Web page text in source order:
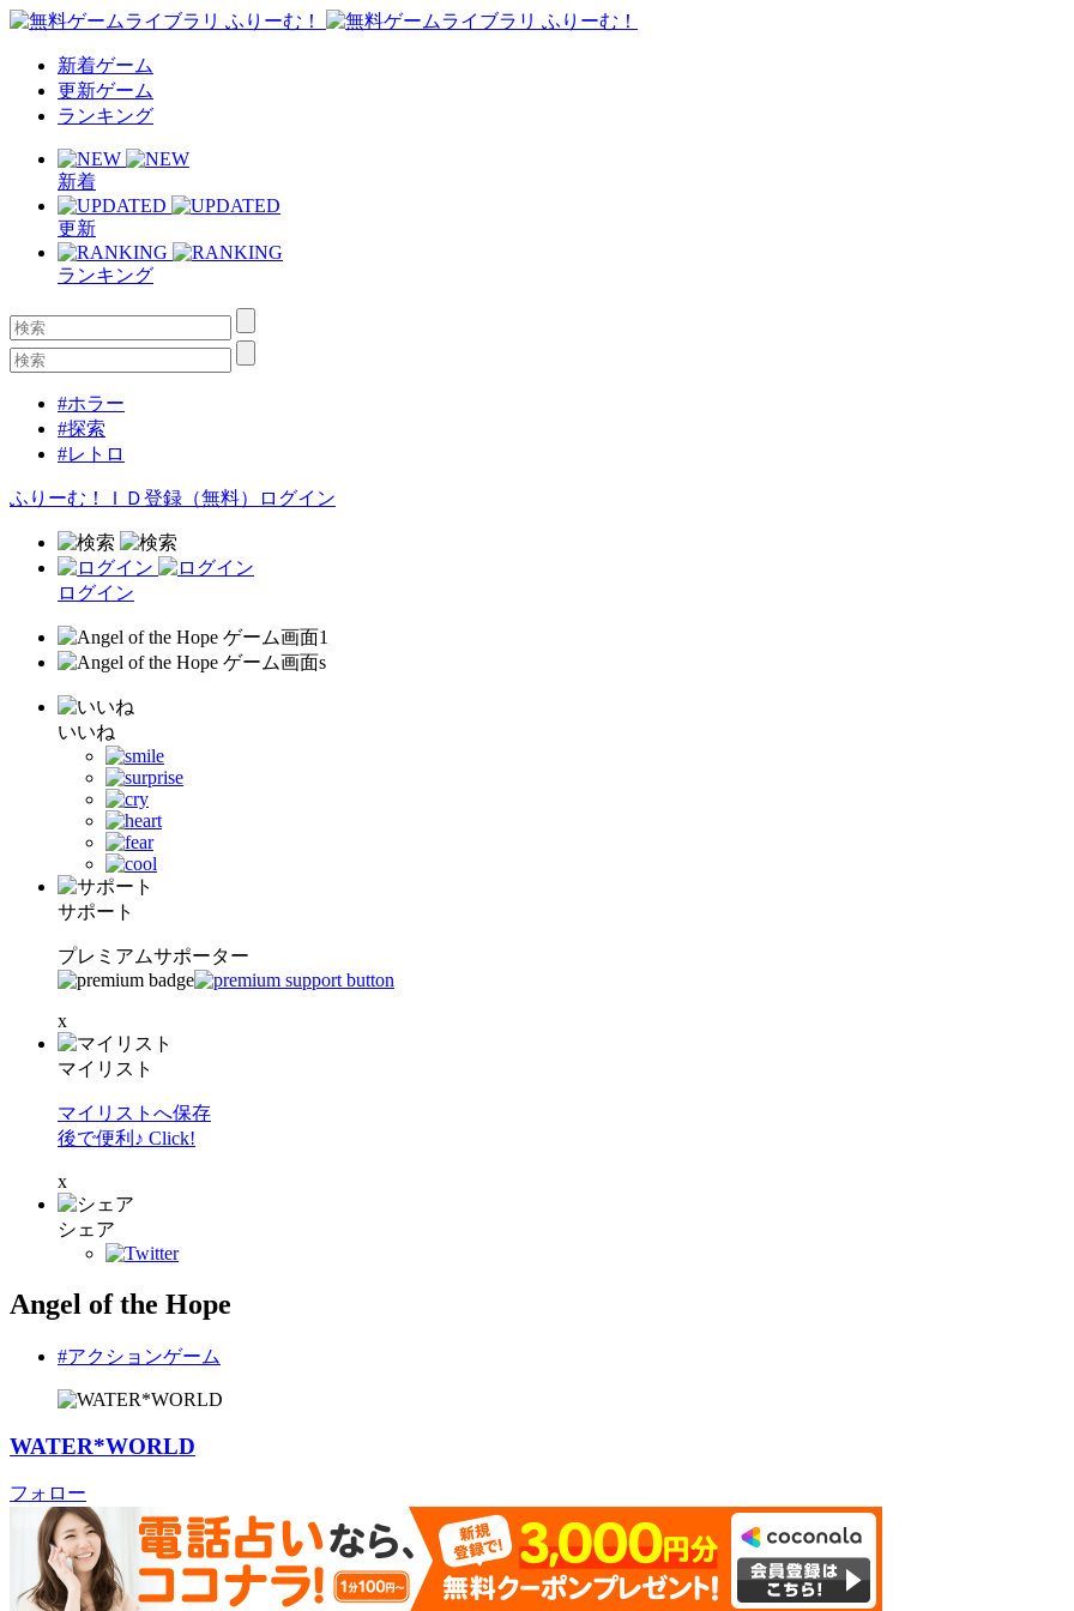
新着ゲーム
更新ゲーム
ランキング
新着
更新
ランキング
#ホラー
#探索
#レトロ
ふりーむ！ＩＤ登録（無料） ログイン
ログイン
いいね
サポート
プレミアムサポーター
x
マイリスト
マイリストへ保存
後で便利♪ Click!
x
シェア
Angel of the Hope
#アクションゲーム
WATER*WORLD
フォロー